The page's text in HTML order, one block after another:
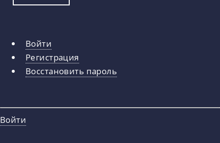
Главные
вкладки
Войти
Регистрация
Восстановить пароль
Войти